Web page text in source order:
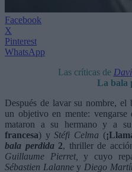
Facebook
X
Pinterest
WhatsApp
Las críticas de
La bala
Después de lavar su nombre,
un objetivo en mente:
mataron a su hermano y a su
francesa) yStéfi Celma (
bala perdida2, thriller de
Guillaume Pierret,
y cuyo
Sébastien Lalanney Diego